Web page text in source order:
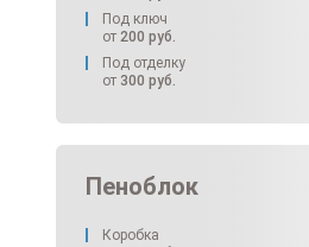
Под ключ
от 200 руб.
Под отделку
от 300 руб.
Пеноблок
Коробка